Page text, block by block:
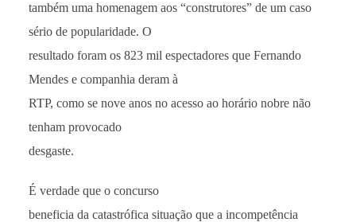
também uma homenagem aos “construtores” de um caso
sério de popularidade. O
resultado foram os 823 mil espectadores que Fernando
Mendes e companhia deram à
RTP, como se nove anos no acesso ao horário nobre não
tenham provocado
desgaste.
É verdade que o concurso
beneficia da catastrófica situação que a incompetência